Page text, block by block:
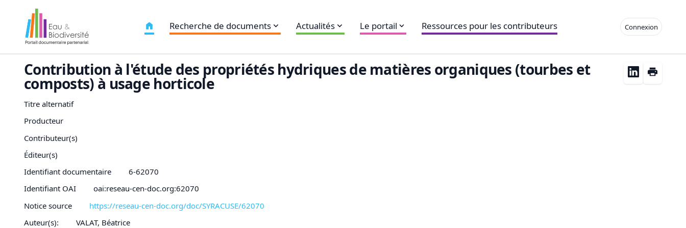
Connexion
Recherche de documents Actualités Le portail Ressources pour les contributeurs
Contribution à l'étude des propriétés hydriques de matières organiques (tourbes et
composts) à usage horticole
Titre alternatif
Producteur
Contributeur(s)
Éditeur(s)
Identifiant documentaire
6-62070
Identifiant OAI
oai:reseau-cen-doc.org:62070
Notice source
https://reseau-cen-doc.org/doc/SYRACUSE/62070
Auteur(s):
VALAT, Béatrice